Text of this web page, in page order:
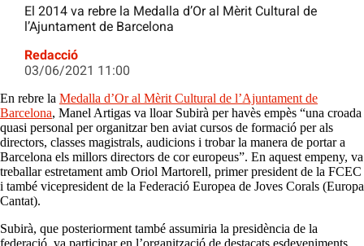
El 2014 va rebre la Medalla d’Or al Mèrit Cultural de
l’Ajuntament de Barcelona
Redacció
03/06/2021 11:00
En rebre la Medalla d’Or al Mèrit Cultural de l’Ajuntament de
Barcelona, Manel Artigas va lloar Subirà per havès empès “una croada
quasi personal per organitzar ben aviat cursos de formació per als
directors, classes magistrals, audicions i trobar la manera de portar a
Barcelona els millors directors de cor europeus”. En aquest empeny, va
treballar estretament amb Oriol Martorell, primer president de la FCEC
i també vicepresident de la Federació Europea de Joves Corals (Europa
Cantat).
Subirà, que posteriorment també assumiria la presidència de la